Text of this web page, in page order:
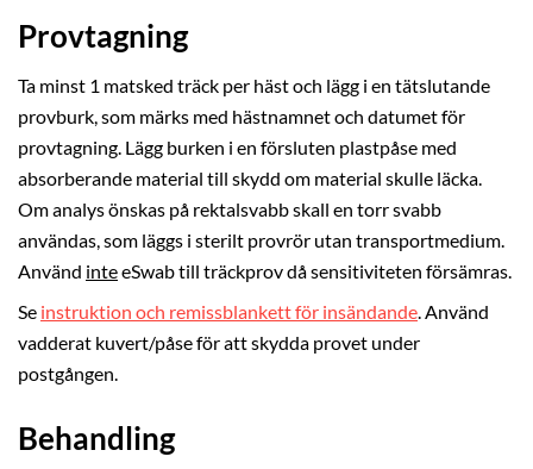
Provtagning
Ta minst 1 matsked träck per häst och lägg i en tätslutande
provburk, som märks med hästnamnet och datumet för
provtagning. Lägg burken i en försluten plastpåse med
absorberande material till skydd om material skulle läcka.
Om analys önskas på rektalsvabb skall en torr svabb
användas, som läggs i sterilt provrör utan transportmedium.
Använd inteeSwab till träckprov då sensitiviteten försämras.
Se instruktion och remissblankett för insändande. Använd
vadderat kuvert/påse för att skydda provet under
postgången.
Behandling